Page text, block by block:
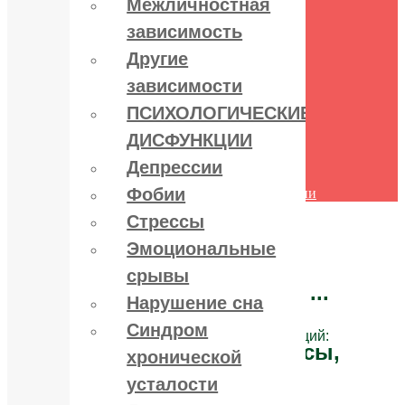
поведения
Межличностная зависимость
ПСИХОЛОГИЧЕСКИЕ
ДИСФУНКЦИИ
Депрессии
Фобии
Эмоциональные срывы
Нарушение сна
Синдром хронической усталости
Другие психологические дисфункции
Лечение зависимостей:
алко, нарко, игро ...
и психологических дисфункций:
депрессии, стрессы,
фобии ...
Межличностная
зависимость
Другие
зависимости
ПСИХОЛОГИЧЕСКИЕ
ДИСФУНКЦИИ
Депрессии
Фобии
Стрессы
Эмоциональные
срывы
Нарушение сна
Синдром
хронической
усталости